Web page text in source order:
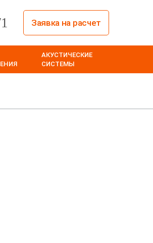
Заявка на расчет
АКУСТИЧЕСКИЕ
СИСТЕМЫ